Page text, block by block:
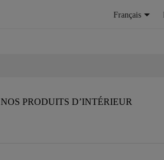
Français
NOS PRODUITS D’INTÉRIEUR